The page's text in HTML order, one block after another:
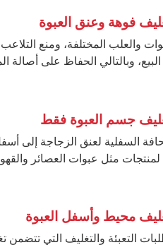
فوهة وعنق العبوة
والعلب المختلفة، ومنع التلاعب
وبالتالي الحفاظ على أصالة
جسم العبوة فقط
السفلية لعنق الزجاجة إلى
لمنتجات مثل عبوات العصائر
محيط وأسفل العبوة
التعبئة والتغليف التي تتضمن